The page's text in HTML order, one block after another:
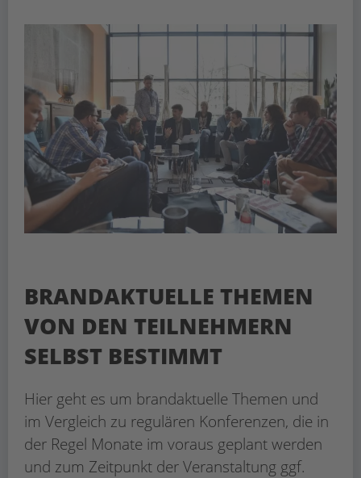
BRANDAKTUELLE THEMEN
VON DEN TEILNEHMERN
SELBST BESTIMMT
Hier geht es um brandaktuelle Themen und
im Vergleich zu regulären Konferenzen, die in
der Regel Monate im voraus geplant werden
und zum Zeitpunkt der Veranstaltung ggf.